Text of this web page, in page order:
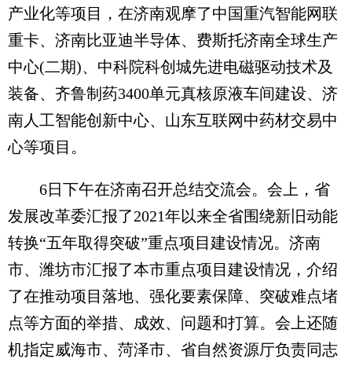
产业化等项目，在济南观摩了中国重汽智能网联
重卡、济南比亚迪半导体、费斯托济南全球生产
中心(二期)、中科院科创城先进电磁驱动技术及
装备、齐鲁制药3400单元真核原液车间建设、济
南人工智能创新中心、山东互联网中药材交易中
心等项目。
6日下午在济南召开总结交流会。会上，省
发展改革委汇报了2021年以来全省围绕新旧动能
转换“五年取得突破”重点项目建设情况。济南
市、潍坊市汇报了本市重点项目建设情况，介绍
了在推动项目落地、强化要素保障、突破难点堵
点等方面的举措、成效、问题和打算。会上还随
机指定威海市、菏泽市、省自然资源厅负责同志